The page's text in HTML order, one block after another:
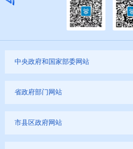
中央政府和国家部委网站
省政府部门网站
市县区政府网站